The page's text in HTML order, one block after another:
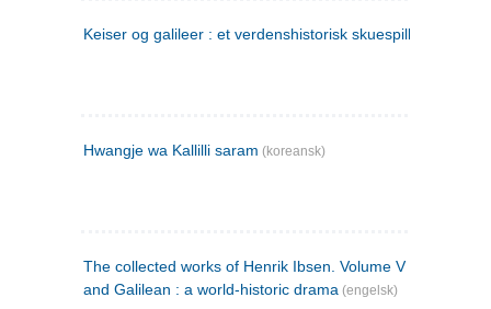
Keiser og galileer : et verdenshistorisk skuespill (1873)
Hwangje wa Kallilli saram (koreansk)
The collected works of Henrik Ibsen. Volume V : Emperor
and Galilean : a world-historic drama (engelsk)